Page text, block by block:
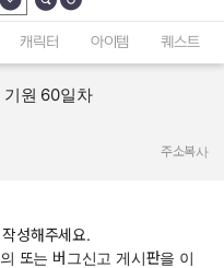
택
캐릭터 아이템 퀘스트
기원 60일차
주소복사
성해주세요.
또는 버그신고 게시판을 이